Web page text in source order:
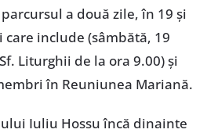
a două zile, în 19 și
care include (sâmbătă, 19
Liturghii de la ora 9.00) și
în Reuniunea Mariană.
Iuliu Hossu încă dinainte